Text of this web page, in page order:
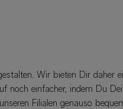
Wir bieten Dir daher
einfacher, indem Du
Filialen genauso